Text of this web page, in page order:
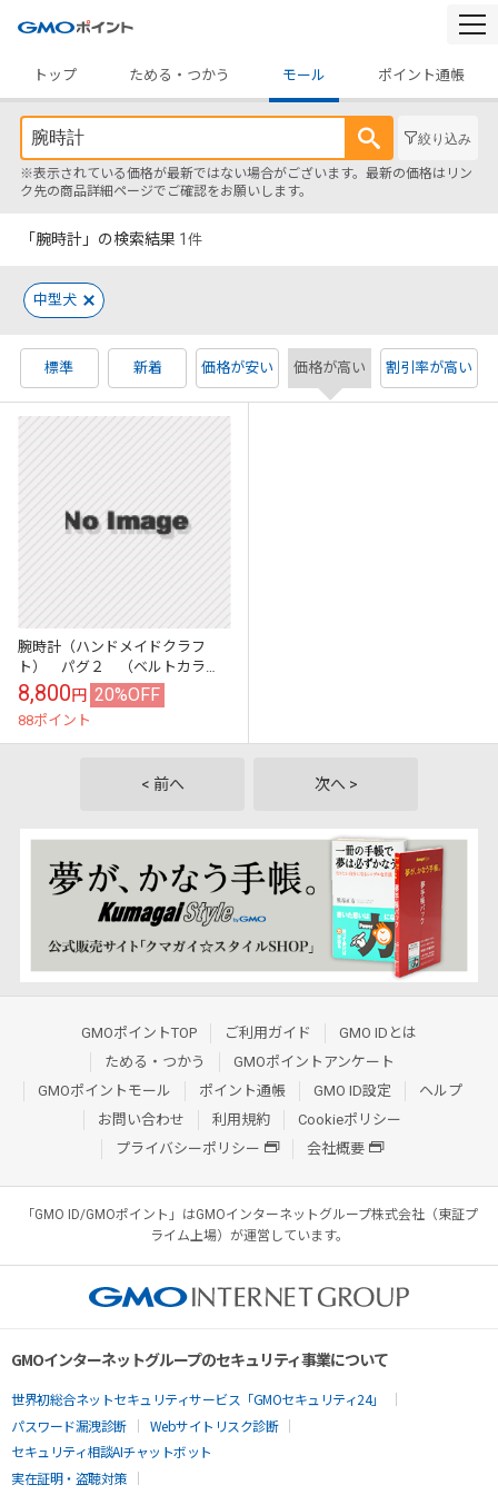
トップ
ためる・つかう モール ポイント通帳
絞り込み
※表示されている価格が最新ではない場合がございます。最新の価格はリン
ク先の商品詳細ページでご確認をお願いします。
「腕時計」の検索結果 1 件
中型犬
標準 新着 価格が安い 価格が高い 割引率が高い
腕時計（ハンドメイドクラフ
ト） パグ２ （ベルトカラ
ー・レッド）
8,800円 20%OFF
88ポイント
< 前へ 次へ >
GMOポイントTOP ご利用ガイド
GMO IDとは
ためる・つかう
GMOポイントアンケート
GMOポイントモール
ポイント通帳 GMO ID設定
ヘルプ
お問い合わせ
利用規約
Cookieポリシー
プライバシーポリシー
会社概要
「GMO ID/GMOポイント」はGMOインターネットグループ株式会社（東証プ
ライム上場）が運営しています。
GMOインターネットグループのセキュリティ事業について
世界初総合ネットセキュリティサービス「GMOセキュリティ24」
パスワード漏洩診断
Webサイトリスク診断
セキュリティ相談AIチャットボット
実在証明・盗聴対策